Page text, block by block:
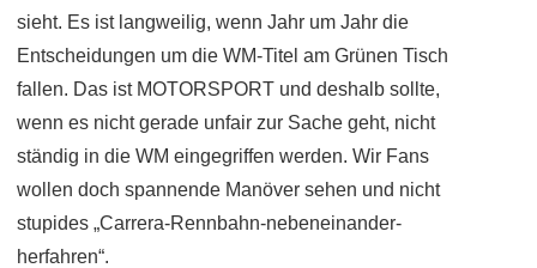
sieht. Es ist langweilig, wenn Jahr um Jahr die
Entscheidungen um die WM-Titel am Grünen Tisch
fallen. Das ist MOTORSPORT und deshalb sollte,
wenn es nicht gerade unfair zur Sache geht, nicht
ständig in die WM eingegriffen werden. Wir Fans
wollen doch spannende Manöver sehen und nicht
stupides „Carrera-Rennbahn-nebeneinander-
herfahren“.